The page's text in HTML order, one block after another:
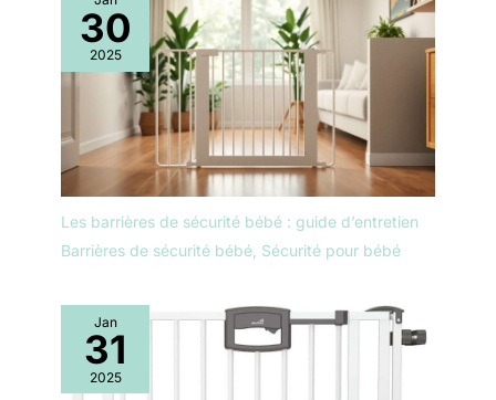
30
2025
Les barrières de sécurité bébé : guide d’entretien
Barrières de sécurité bébé Sécurité pour bébé
Jan
31
2025